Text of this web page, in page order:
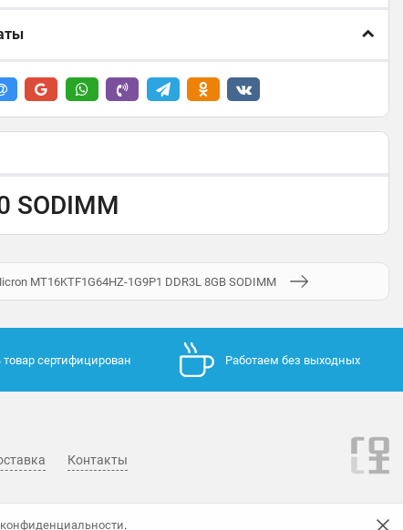
SODIMM
MT16KTF1G64HZ-1G9P1 DDR3L 8GB SODIMM
.
товар сертифицирован Работаем без выходных
Контакты